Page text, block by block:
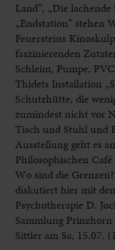
Land“, „Die
„Endstation“ stehen
Feuersteins
faszinierenden
Schleim, Pumpe,
Thidets Installation
Schutzhütte, die
zumindest nicht vor
Tisch und Stuhl und
Ausstellung geht es
Philosophischen
Wo sind die
diskutiert hier mit
Psychotherapie D.
Sammlung
Sittler am Sa, 15.07.